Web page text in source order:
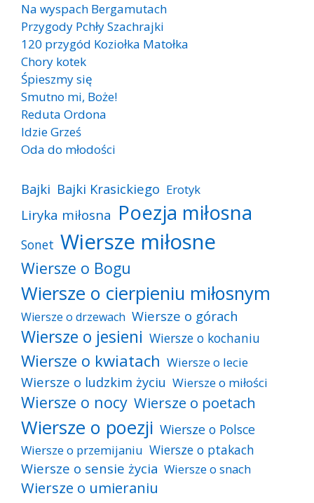
Na wyspach Bergamutach
Przygody Pchły Szachrajki
120 przygód Koziołka Matołka
Chory kotek
Śpieszmy się
Smutno mi, Boże!
Reduta Ordona
Idzie Grześ
Oda do młodości
Bajki Bajki Krasickiego Erotyk
Liryka miłosna Poezja miłosna
Sonet Wiersze miłosne
Wiersze o Bogu
Wiersze o cierpieniu miłosnym
Wiersze o drzewach Wiersze o górach
Wiersze o jesieni Wiersze o kochaniu
Wiersze o kwiatach Wiersze o lecie
Wiersze o ludzkim życiu Wiersze o miłości
Wiersze o nocy Wiersze o poetach
Wiersze o poezji Wiersze o Polsce
Wiersze o przemijaniu Wiersze o ptakach
Wiersze o sensie życia Wiersze o snach
Wiersze o umieraniu